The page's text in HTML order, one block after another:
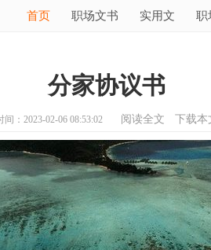
首页 职场文书 实用文 职
分家协议书
间：2023-02-06 08:53:02 阅读全文 下载本